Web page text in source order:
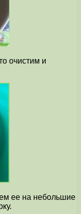
очистим и
ее на небольшие